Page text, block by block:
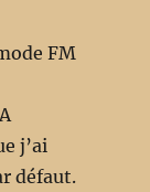
FM
j’ai
défaut.